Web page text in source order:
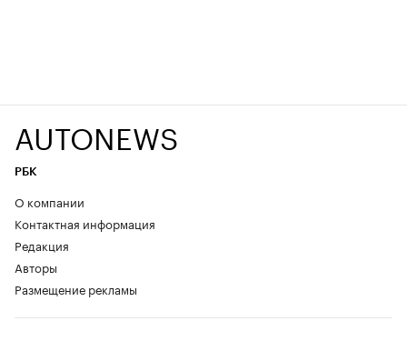
AUTONEWS
РБК
О компании
Контактная информация
Редакция
Авторы
Размещение рекламы